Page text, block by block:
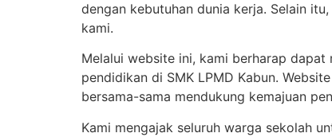
dengan kebutuhan dunia kerja. Selain
kami.
Melalui website ini, kami berharap
pendidikan di SMK LPMD Kabun.
bersama-sama mendukung kemajuan
Kami mengajak seluruh warga sekolah